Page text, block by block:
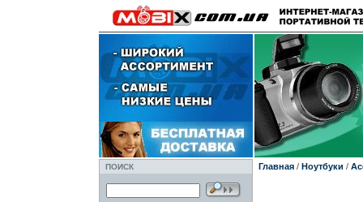
ПОИСК Главная/ Ноутбуки /